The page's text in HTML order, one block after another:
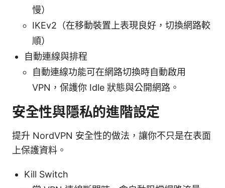
慢）
IKEv2（在移動裝置上表現良好，切換網路較
順）
自動連線與排程
自動連線功能可在網路切換時自動啟用
VPN，保護你 Idle 狀態與公開網路。
安全性與隱私的進階設定
提升 NordVPN 安全性的做法，讓你不只是在表面
上保護資料。
Kill Switch